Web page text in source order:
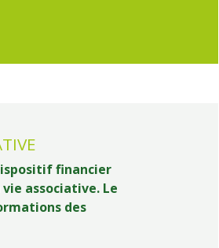
financier
associative. Le
des